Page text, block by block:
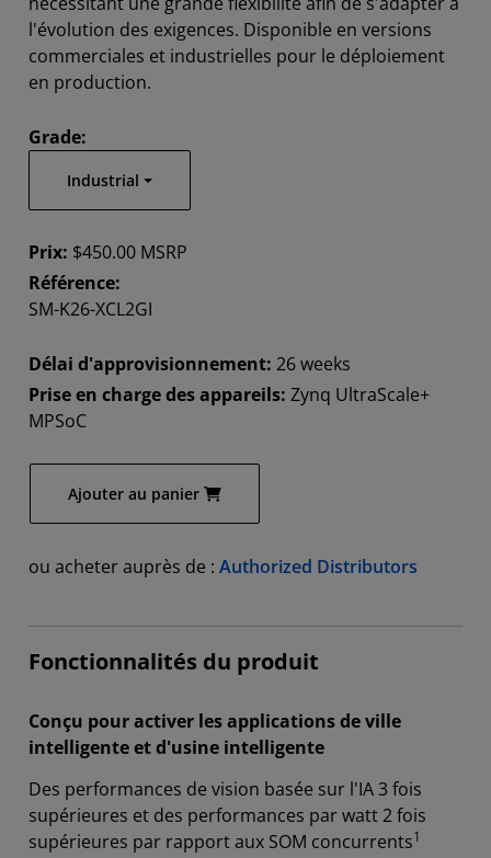
l'évolution des exigences. Disponible en versions
commerciales et industrielles pour le déploiement
en production.
Grade:
Industrial
Prix: $450.00 MSRP
Référence:
SM-K26-XCL2GI
Délai d'approvisionnement: 26 weeks
Prise en charge des appareils: Zynq UltraScale+
MPSoC
Ajouter au panier
ou acheter auprès de : Authorized Distributors
Fonctionnalités du produit
Conçu pour activer les applications de ville
intelligente et d'usine intelligente
Des performances de vision basée sur l'IA 3 fois
supérieures et des performances par watt 2 fois
supérieures par rapport aux SOM concurrents1